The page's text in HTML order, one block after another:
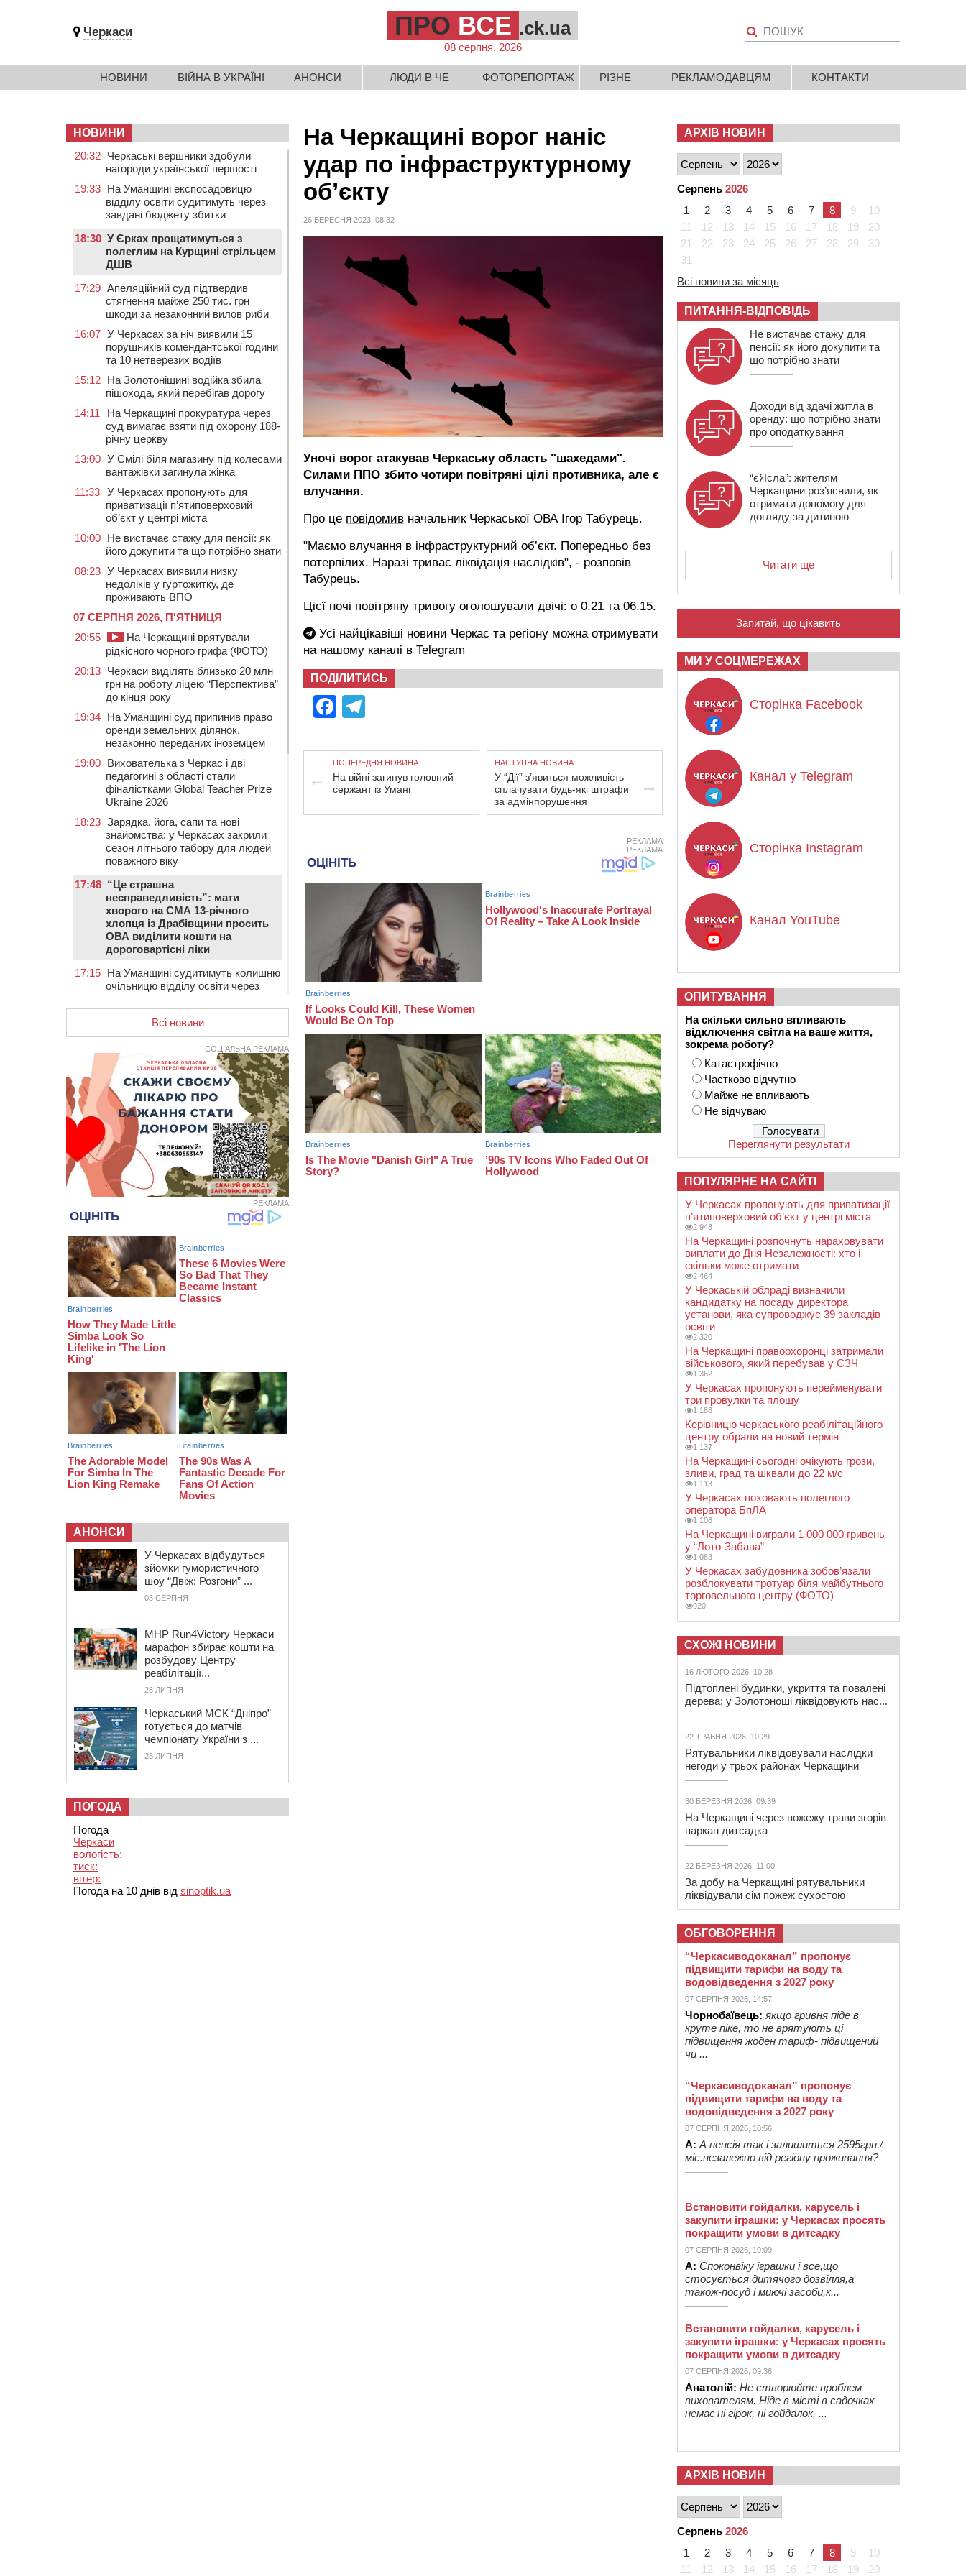
Черкаси ПРО ВСЕ .ck.ua
08 серпня, 2026
НОВИНИ ВІЙНА В УКРАЇНІ АНОНСИ ЛЮДИ В ЧЕ ФОТОРЕПОРТАЖ РІЗНЕ РЕКЛАМОДАВЦЯМ КОНТАКТИ
На Черкащині ворог наніс
удар по інфраструктурному
об’єкту
26 ВЕРЕСНЯ 2023, 08:32
Уночі ворог атакував Черкаську область "шахедами".
Силами ППО збито чотири повітряні цілі противника, але є
влучання.
Про це повідомив начальник Черкаської ОВА Ігор Табурець.
"Маємо влучання в інфраструктурний об’єкт. Попередньо без
потерпілих. Наразі триває ліквідація наслідків", - розповів
Табурець.
Цієї ночі повітряну тривогу оголошували двічі: о 0.21 та 06.15.
Усі найцікавіші новини Черкас та регіону можна отримувати
на нашому каналі в Telegram
ПОДІЛИТИСЬ
Facebook
ПОПЕРЕДНЯ НОВИНА
На війні загинув головний
сержант із Умані
НАСТУПНА НОВИНА
​​У “Дії” з’явиться можливість
сплачувати будь-які штрафи
за адмінпорушення
РЕКЛАМА
РЕКЛАМА
НОВИНИ
20:32 Черкаські вершники здобули
нагороди української першості
19:33 На Уманщині експосадовицю
відділу освіти судитимуть через
завдані бюджету збитки
18:30 У Єрках прощатимуться з
полеглим на Курщині стрільцем
ДШВ
17:29 Апеляційний суд підтвердив
стягнення майже 250 тис. грн
шкоди за незаконний вилов риби
16:07 У Черкасах за ніч виявили 15
порушників комендантської години
та 10 нетверезих водіїв
15:12 На Золотоніщині водійка збила
пішохода, який перебігав дорогу
14:11
На Черкащині прокуратура через
суд вимагає взяти під охорону 188-
річну церкву
13:00 У Смілі біля магазину під колесами
вантажівки загинула жінка
11:33 У Черкасах пропонують для
приватизації п’ятиповерховий
об’єкт у центрі міста
10:00 Не вистачає стажу для пенсії: як
його докупити та що потрібно знати
08:23 У Черкасах виявили низку
недоліків у гуртожитку, де
проживають ВПО
07 СЕРПНЯ 2026, П'ЯТНИЦЯ
20:55
На Черкащині врятували
рідкісного чорного грифа (ФОТО)
20:13 Черкаси виділять близько 20 млн
грн на роботу ліцею “Перспектива”
до кінця року
19:34 На Уманщині суд припинив право
оренди земельних ділянок,
незаконно переданих іноземцем
19:00 Вихователька з Черкас і дві
педагогині з області стали
фіналістками Global Teacher Prize
Ukraine 2026
18:23 Зарядка, йога, сапи та нові
знайомства: у Черкасах закрили
сезон літнього табору для людей
поважного віку
17:48 “Це страшна
несправедливість”: мати
хворого на СМА 13-річного
хлопця із Драбівщини просить
ОВА виділити кошти на
дороговартісні ліки
17:15 На Уманщині судитимуть колишню
очільницю відділу освіти через
ціною
16:40 У Черкасах провели в останню
путь двох загиблих воїнів
16:07
До 1 вересня у Черкасах
оновлюють дорожню розмітку біля
навчальних закладів (ФОТОФАКТ)
15:39
На честь загиблого захисника і
чемпіона світу в Черкасах відкрили
спортивно-реабілітаційний центр
15:05
На Звенигородщині, попри
заборону міськради, проведуть
“Ше.Fest”
14:31 У Каневі аномальна спека
призвела до перебоїв у роботі
електромереж та комунальних
служб
14:02 На Черкащині намолотили перший
мільйон тонн зерна нового врожаю
На Кам’янщині сталася масштабна
пожежа сміттєзвалища
Всі новини
СОЦІАЛЬНА РЕКЛАМА
РЕКЛАМА
АНОНСИ
У Черкасах відбудуться
зйомки гумористичного
шоу “Двіж: Розгони” ...
03 СЕРПНЯ
MHP Run4Victory Черкаси
марафон збирає кошти на
розбудову Центру
реабілітації...
28 ЛИПНЯ
Черкаський МСК “Дніпро”
готується до матчів
чемпіонату України з ...
28 ЛИПНЯ
ПОГОДА
Погода
Черкаси
вологість:
тиск:
вітер:
Погода на 10 днів від sinoptik.ua
АРХІВ НОВИН
Серпень 2026
1
2 3 4 5 6 7 8 9
10
11
12 13 14 15 16 17 18 19
20
21
22 23 24 25 26 27 28 29
30
31
Всі новини за місяць
ПИТАННЯ-ВІДПОВІДЬ
Не вистачає стажу для
пенсії: як його докупити та
що потрібно знати
Доходи від здачі житла в
оренду: що потрібно знати
про оподаткування
“єЯсла”: жителям
Черкащини роз’яснили, як
отримати допомогу для
догляду за дитиною
Читати ще
Запитай, що цікавить
МИ У СОЦМЕРЕЖАХ
Сторінка Facebook
Канал у Telegram
Сторінка Instagram
Канал YouTube
ОПИТУВАННЯ
На скільки сильно впливають
відключення світла на ваше життя,
зокрема роботу?
Катастрофічно
Частково відчутно
Майже не впливають
Не відчуваю
Переглянути результати
ПОПУЛЯРНЕ НА САЙТІ
У Черкасах пропонують для приватизації
п’ятиповерховий об’єкт у центрі міста
2 948
На Черкащині розпочнуть нараховувати
виплати до Дня Незалежності: хто і
скільки може отримати
2 464
У Черкаській облраді визначили
кандидатку на посаду директора
установи, яка супроводжує 39 закладів
освіти
2 320
На Черкащині правоохоронці затримали
військового, який перебував у СЗЧ
1 362
У Черкасах пропонують перейменувати
три провулки та площу
1 188
Керівницю черкаського реабілітаційного
центру обрали на новий термін
1 137
На Черкащині сьогодні очікують грози,
зливи, град та шквали до 22 м/с
1 113
У Черкасах поховають полеглого
оператора БпЛА
1 108
На Черкащині виграли 1 000 000 гривень
у “Лото-Забава”
1 083
У Черкасах забудовника зобов’язали
розблокувати тротуар біля майбутнього
торговельного центру (ФОТО)
920
СХОЖІ НОВИНИ
16 ЛЮТОГО 2026, 10:28
Підтоплені будинки, укриття та повалені
дерева: у Золотоноші ліквідовують нас...
22 ТРАВНЯ 2026, 10:29
Рятувальники ліквідовували наслідки
негоди у трьох районах Черкащини
30 БЕРЕЗНЯ 2026, 09:39
На Черкащині через пожежу трави згорів
паркан дитсадка
22 БЕРЕЗНЯ 2026, 11:00
За добу на Черкащині рятувальники
ліквідували сім пожеж сухостою
ОБГОВОРЕННЯ
“Черкасиводоканал” пропонує
підвищити тарифи на воду та
водовідведення з 2027 року
07 СЕРПНЯ 2026, 14:57
Чорнобаївець: якщо гривня піде в
круте піке, то не врятують ці
підвищення жоден тариф- підвищений
чи ...
“Черкасиводоканал” пропонує
підвищити тарифи на воду та
водовідведення з 2027 року
07 СЕРПНЯ 2026, 10:56
А: А пенсія так і залишиться 2595грн./
міс.незалежно від регіону проживання?
Встановити гойдалки, карусель і
закупити іграшки: у Черкасах просять
покращити умови в дитсадку
07 СЕРПНЯ 2026, 10:09
А: Споконвіку іграшки і все,що
стосується дитячого дозвілля,а
також-посуд і миючі засоби,к...
Встановити гойдалки, карусель і
закупити іграшки: у Черкасах просять
покращити умови в дитсадку
07 СЕРПНЯ 2026, 09:36
Анатолій: Не створюйте проблем
вихователям. Ніде в місті в садочках
немає ні гірок, ні гойдалок, ...
АРХІВ НОВИН
Серпень 2026
1
2 3 4 5 6 7 8 9
10
11
12 13 14 15 16 17 18 19 20